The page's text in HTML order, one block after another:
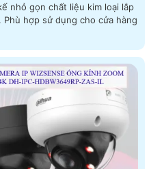
nhỏ gọn chất liệu kim loại lắp